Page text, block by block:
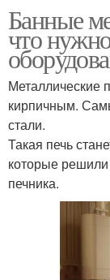
Банные
что
Металлические
кирпичным.
стали.
Такая печь
которые
печника.